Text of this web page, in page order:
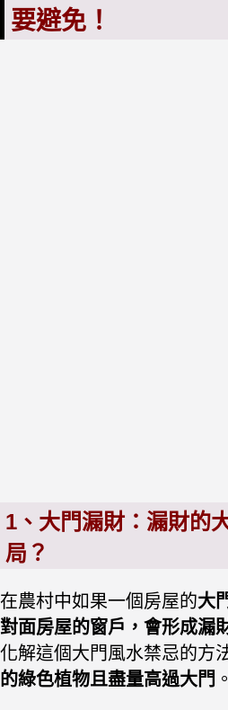
要避免！
1、大門漏財：漏財的
局？
在農村中如果一個房屋的大
對面房屋的窗戶，會形成漏
化解這個大門風水禁忌的方
的綠色植物且盡量高過大門 。